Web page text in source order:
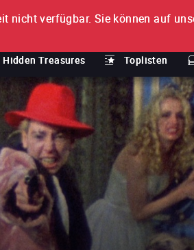
Hidden Treasures Toplisten
nicht verfügbar. Sie können auf